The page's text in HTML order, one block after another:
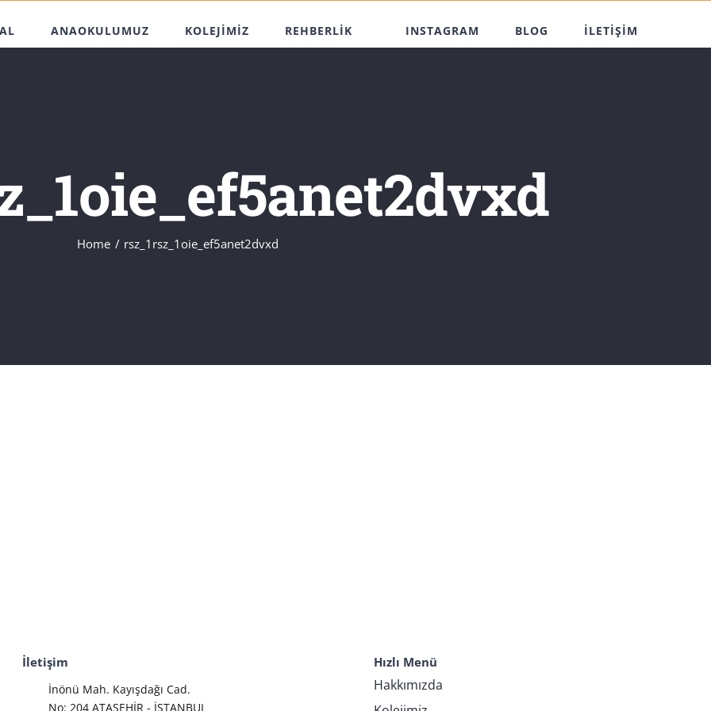
ANAOKULUMUZ KOLEJİMİZ REHBERLİK INSTAGRAM BLOG İLETİŞİM
Home rsz_1rsz_1oie_ef5anet2dvxd
İletişim
İnönü Mah. Kayışdağı Cad.
No: 204 ATAŞEHİR - İSTANBUL
Hızlı Menü
Hakkımızda